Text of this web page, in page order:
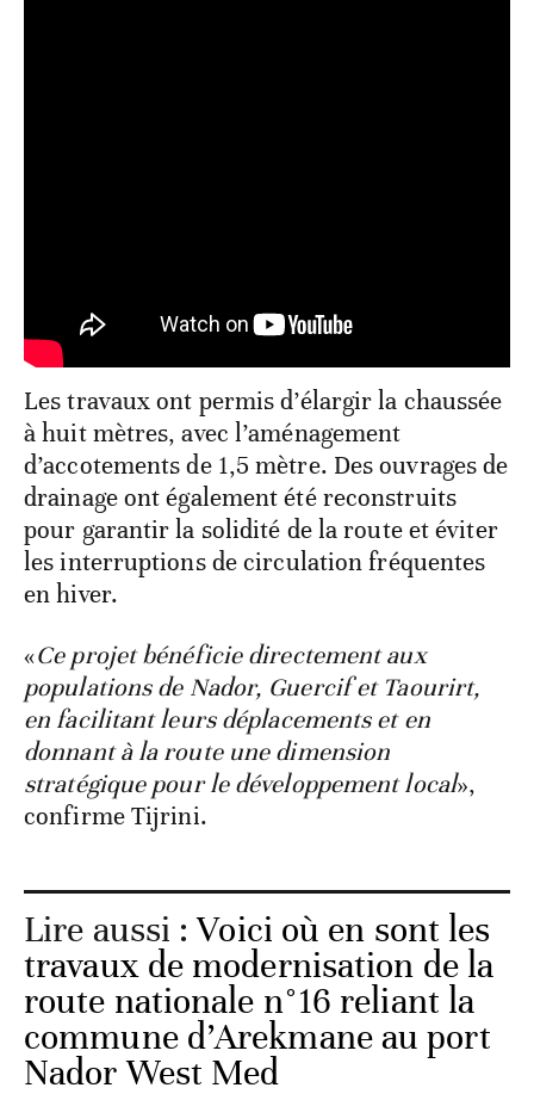
Les travaux ont permis d’élargir la chaussée
à huit mètres, avec l’aménagement
d’accotements de 1,5 mètre. Des ouvrages de
drainage ont également été reconstruits
pour garantir la solidité de la route et éviter
les interruptions de circulation fréquentes
en hiver.
«Ce projet bénéficie directement aux
populations de Nador, Guercif et Taourirt,
en facilitant leurs déplacements et en
donnant à la route une dimension
stratégique pour le développement local»,
confirme Tijrini.
Lire aussi :Voici où en sont les
travaux de modernisation de la
route nationale n°16 reliant la
commune d’Arekmane au port
Nador West Med